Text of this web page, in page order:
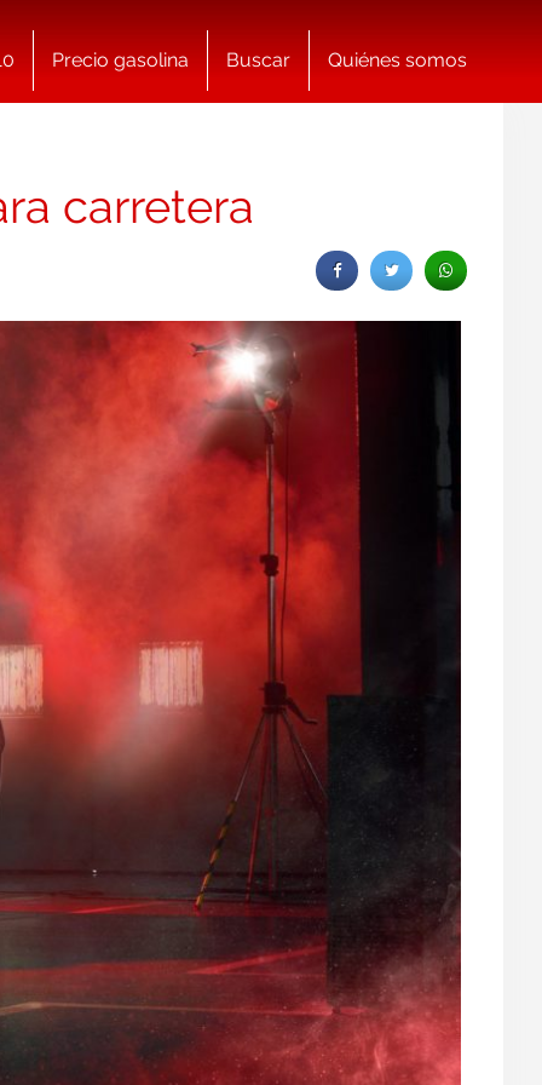
Precio gasolina Buscar Quiénes somos
carretera